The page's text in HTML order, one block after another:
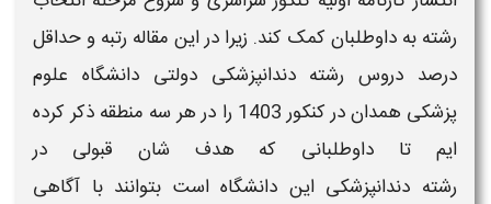
رشته به داوطلبان کمک کند. زیرا در این مقاله رتبه و حداقل
درصد دروس رشته دندانپزشکی دولتی دانشگاه علوم
پزشکی همداندر کنکور 1403
را در هر سه منطقه ذکر کرده
ایم تا داوطلبانی که هدف شان قبولی در
رشته دندانپزشکیاین دانشگاهاست بتوانند با آگاهی